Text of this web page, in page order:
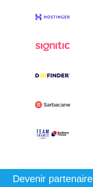
Devenir partenaire